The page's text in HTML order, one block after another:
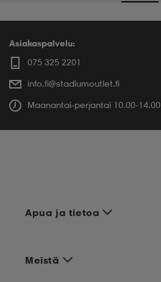
Asiakaspalvelu:
075 325 2201
info.fi@stadiumoutlet.fi
Maanantai-perjantai 10.00-14.00
Apua ja tietoa
Meistä